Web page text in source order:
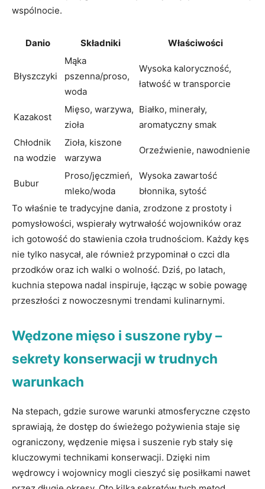
wspólnocie.
Danio Składniki Właściwości
Błyszczyki
Mąka
pszenna/proso,
woda
Wysoka kaloryczność,
łatwość w transporcie
Kazakost
Mięso, warzywa,
⁤zioła
Białko, minerały,
aromatyczny smak
Chłodnik
na wodzie
Zioła, kiszone
warzywa
Orzeźwienie, nawodnienie
Bubur
Proso/jęczmień,
mleko/woda
Wysoka zawartość
błonnika, sytość
To właśnie te tradycyjne dania, zrodzone z prostoty‌ i
pomysłowości, wspierały wytrwałość wojowników oraz
ich gotowość ⁢do stawienia ​czoła trudnościom. Każdy kęs
nie tylko nasycał, ale również przypominał o czci dla
przodków oraz ich walki ⁤o ⁢wolność.​ Dziś, po latach,
kuchnia stepowa nadal inspiruje, łącząc‍ w sobie powagę
przeszłości z ​nowoczesnymi trendami kulinarnymi.
Wędzone mięso i suszone ryby ‍–
⁤sekrety konserwacji w⁣ trudnych
warunkach
Na stepach, gdzie surowe warunki atmosferyczne często
sprawiają, że dostęp ‍do świeżego pożywienia staje się
ograniczony, wędzenie mięsa i ‍suszenie ryb stały się
kluczowymi technikami ⁢konserwacji. Dzięki nim⁢
wędrowcy i wojownicy mogli ​cieszyć się posiłkami ⁤nawet